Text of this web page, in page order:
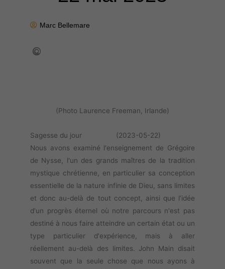
Marc Bellemare
(Photo Laurence Freeman, Irlande)
Sagesse du jour (2023-05-22)
Nous avons examiné l'enseignement de Grégoire
de Nysse, l'un des grands maîtres de la tradition
mystique chrétienne, en particulier sa conception
essentielle de la nature infinie de Dieu, sans limites
et donc au-delà de tout concept, ainsi que l’idée
d'un progrès éternel où notre parcours n'est pas
destiné à nous faire atteindre un certain état ou un
type particulier d'expérience, mais à aller
réellement au-delà des limites. John Main disait
souvent que la seule chose que nous ayons à